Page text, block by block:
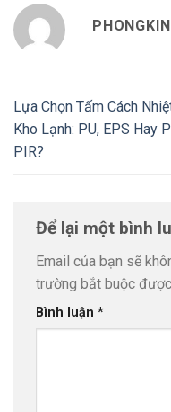
Lựa Chọn Tấm Cách
Kho Lạnh: PU, EPS Hay
PIR?
Để lại một bình
Email của bạn sẽ
trường bắt buộc
Bình luận *